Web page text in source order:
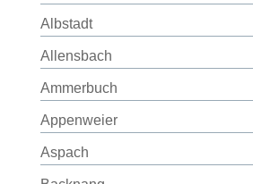
Albstadt
Allensbach
Ammerbuch
Appenweier
Aspach